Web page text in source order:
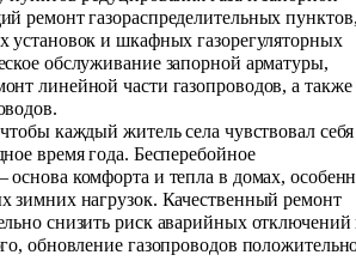
ремонт газораспределительных
установок и шкафных газорегуляторных
обслуживание запорной арматуры,
линейной части газопроводов, а также
каждый житель села чувствовал себя
время года. Бесперебойное
основа комфорта и тепла в домах,
зимних нагрузок. Качественный ремонт
снизить риск аварийных отключений
обновление газопроводов